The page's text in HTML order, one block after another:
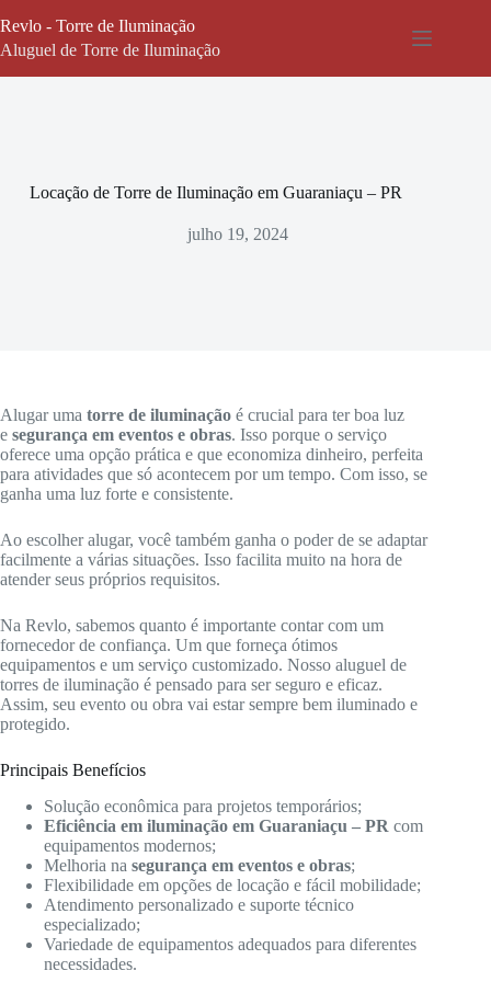
para
o
Revlo - Torre de Iluminação
Aluguel de Torre de Iluminação
Locação de Torre de Iluminação em Guaraniaçu – PR
julho 19, 2024
Alugar uma torre de iluminação é crucial para ter boa luz
e segurança em eventos e obras. Isso porque o serviço
oferece uma opção prática e que economiza dinheiro, perfeita
para atividades que só acontecem por um tempo. Com isso, se
ganha uma luz forte e consistente.
Ao escolher alugar, você também ganha o poder de se adaptar
facilmente a várias situações. Isso facilita muito na hora de
atender seus próprios requisitos.
Na Revlo, sabemos quanto é importante contar com um
fornecedor de confiança. Um que forneça ótimos
equipamentos e um serviço customizado. Nosso aluguel de
torres de iluminação é pensado para ser seguro e eficaz.
Assim, seu evento ou obra vai estar sempre bem iluminado e
protegido.
Principais Benefícios
Solução econômica para projetos temporários;
Eficiência em iluminação em Guaraniaçu – PR com
equipamentos modernos;
Melhoria na segurança em eventos e obras;
Flexibilidade em opções de locação e fácil mobilidade;
Atendimento personalizado e suporte técnico
especializado;
Variedade de equipamentos adequados para diferentes
necessidades.